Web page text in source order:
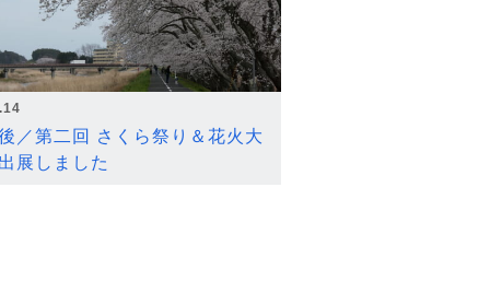
／第二回 さくら祭り＆花火大
展しました